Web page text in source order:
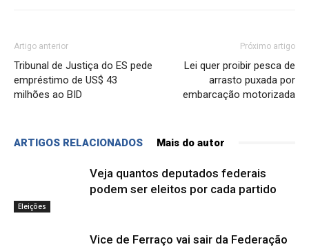
Artigo anterior
Tribunal de Justiça do ES pede
empréstimo de US$ 43
milhões ao BID
Próximo artigo
Lei quer proibir pesca de
arrasto puxada por
embarcação motorizada
ARTIGOS RELACIONADOS Mais do autor
Eleições
Veja quantos deputados federais
podem ser eleitos por cada partido
Vice de Ferraço vai sair da Federação